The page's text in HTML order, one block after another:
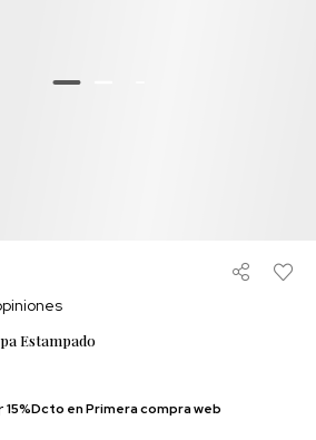
Estampado
15%Dcto en Primera compra web